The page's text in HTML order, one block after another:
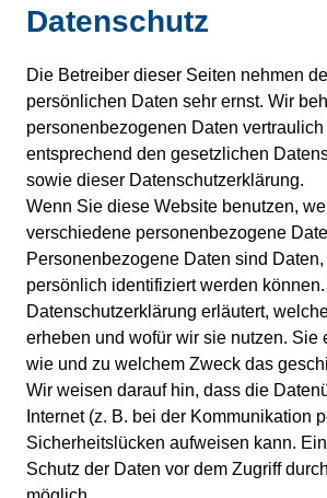
Datenschutz
Die Betreiber dieser Seiten nehmen
persönlichen Daten sehr ernst. Wir
personenbezogenen Daten vertraulich
entsprechend den gesetzlichen
sowie dieser Datenschutzerklärung.
Wenn Sie diese Website benutzen,
verschiedene personenbezogene
Personenbezogene Daten sind
persönlich identifiziert werden
Datenschutzerklärung erläutert,
erheben und wofür wir sie nutzen. Sie
wie und zu welchem Zweck das
Wir weisen darauf hin, dass die
Internet (z. B. bei der Kommunikation
Sicherheitslücken aufweisen kann.
Schutz der Daten vor dem Zugriff